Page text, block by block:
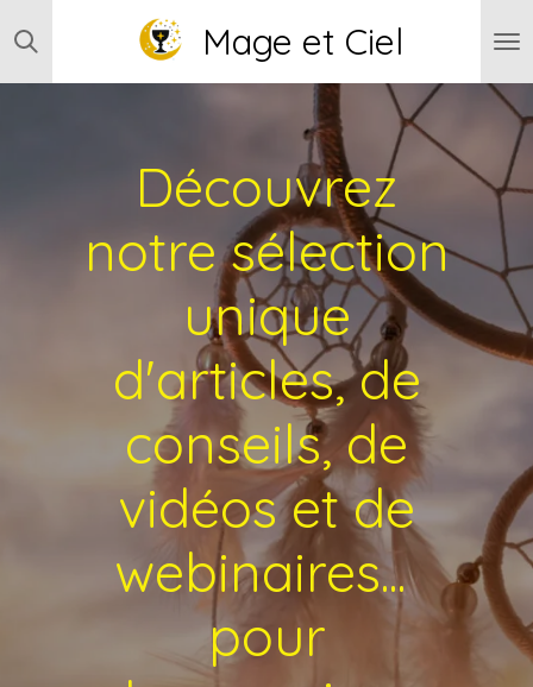
Passer
Mage et Ciel
Découvrez
notre sélection
unique
d'articles, de
conseils, de
vidéos et de
webinaires...
pour